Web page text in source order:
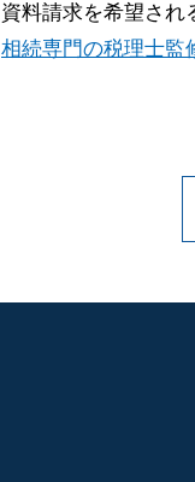
資料請求を希望され
相続専門の税理士監